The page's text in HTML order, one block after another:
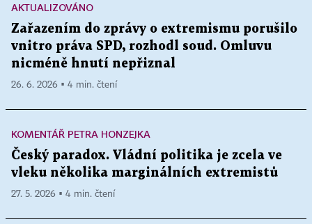
AKTUALIZOVÁNO
Zařazením do zprávy o extremismu porušilo
vnitro práva SPD, rozhodl soud. Omluvu
nicméně hnutí nepřiznal
26. 6. 2026 ▪ 4 min. čtení
KOMENTÁŘ PETRA HONZEJKA
Český paradox. Vládní politika je zcela ve
vleku několika marginálních extremistů
27. 5. 2026 ▪ 4 min. čtení